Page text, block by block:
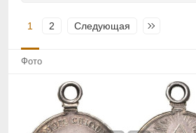
1 2 Следующая Последняя
Фото